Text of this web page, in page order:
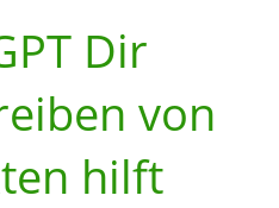
Dir
von
hilft